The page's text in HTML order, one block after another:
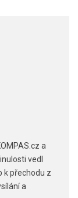
a
vedl
k přechodu z
a